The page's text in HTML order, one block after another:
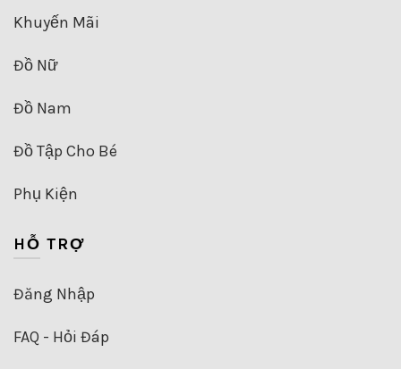
Khuyến Mãi
Đồ Nữ
Đồ Nam
Đồ Tập Cho Bé
Phụ Kiện
HỖ TRỢ
Đăng Nhập
FAQ - Hỏi Đáp